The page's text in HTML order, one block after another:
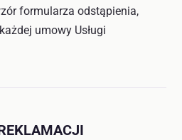
formularza odstąpienia,
umowy Usługi